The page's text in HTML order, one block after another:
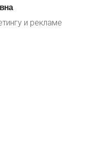
и рекламе